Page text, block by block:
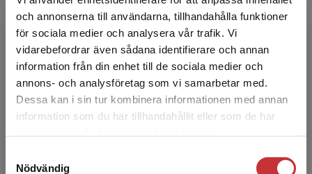
och annonserna till användarna, tillhandahålla funktioner
för sociala medier och analysera vår trafik. Vi
vidarebefordrar även sådana identifierare och annan
information från din enhet till de sociala medier och
annons- och analysföretag som vi samarbetar med.
Dessa kan i sin tur kombinera informationen med annan
information som du har tillhandahållit eller som de har
Nödvändig
Begränsad fraktregion
Det verkar som att du besöker
studentlitteratur.se via en enhet utanför Sverige.
Vi erbjuder inte leveranser utanför Sverige. För
Ulf Fredriksson
Ulf Fredriksson är fil.dr i internationell
pedagogik samt docent i pedagogik och har
undervisat i grundskolan och inom
lärarutbildningen och i peda...